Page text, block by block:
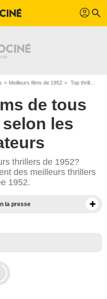
profil search
Meilleurs films de 1952 Top thrillers de 1952
de tous
les
thrillers de 1952?
des meilleurs thrillers
1952.
la presse